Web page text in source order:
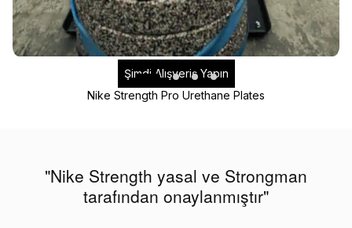
Şimdi Alışveriş Yapın
Nike Strength Pro Urethane Plates
"Nike Strength yasal ve Strongman
tarafından onaylanmıştır"